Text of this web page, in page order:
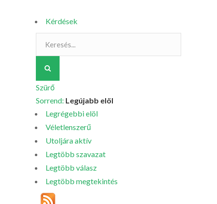
Kérdések
Szürő
Sorrend: Legújabb elöl
Legrégebbi elöl
Véletlenszerű
Utoljára aktív
Legtöbb szavazat
Legtöbb válasz
Legtöbb megtekintés